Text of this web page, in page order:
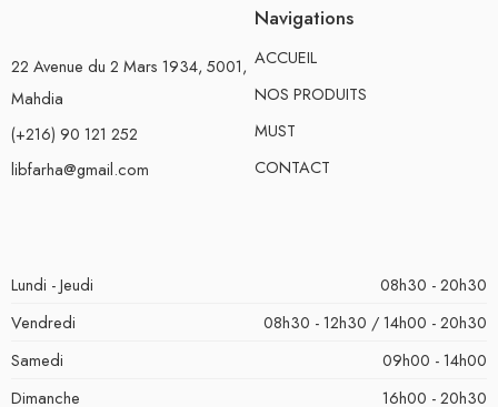
22 Avenue du 2 Mars 1934, 5001,
Mahdia
(+216) 90 121 252
libfarha@gmail.com
Navigations
ACCUEIL
NOS PRODUITS
MUST
CONTACT
Lundi - Jeudi
08h30 - 20h30
Vendredi
08h30 - 12h30 / 14h00 - 20h30
Samedi
09h00 - 14h00
Dimanche
16h00 - 20h30